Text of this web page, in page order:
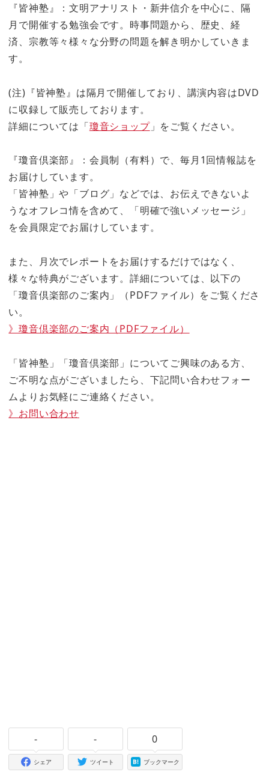
『皆神塾』：文明アナリスト・新井信介を中心に、隔
月で開催する勉強会です。時事問題から、歴史、経
済、宗教等々様々な分野の問題を解き明かしていきま
す。
(注)『皆神塾』は隔月で開催しており、講演内容はDVD
に収録して販売しております。
詳細については「瓊音ショップ」をご覧ください。
『瓊音倶楽部』：会員制（有料）で、毎月1回情報誌を
お届けしています。
「皆神塾」や「ブログ」などでは、お伝えできないよ
うなオフレコ情を含めて、「明確で強いメッセージ」
を会員限定でお届けしています。
また、月次でレポートをお届けするだけではなく、
様々な特典がございます。詳細については、以下の
「瓊音倶楽部のご案内」（PDFファイル）をご覧くださ
い。
》瓊音倶楽部のご案内（PDFファイル）
「皆神塾」「瓊音倶楽部」についてご興味のある方、
ご不明な点がございましたら、下記問い合わせフォー
ムよりお気軽にご連絡ください。
》お問い合わせ
-
シェア
-
ツイート
0
ブックマーク